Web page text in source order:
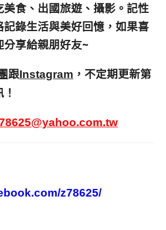
食、出國旅遊、攝影。 記性
錄生活與美好回憶， 如果喜
享給親朋好友~
跟Instagram ，不定期更新第
z78625/